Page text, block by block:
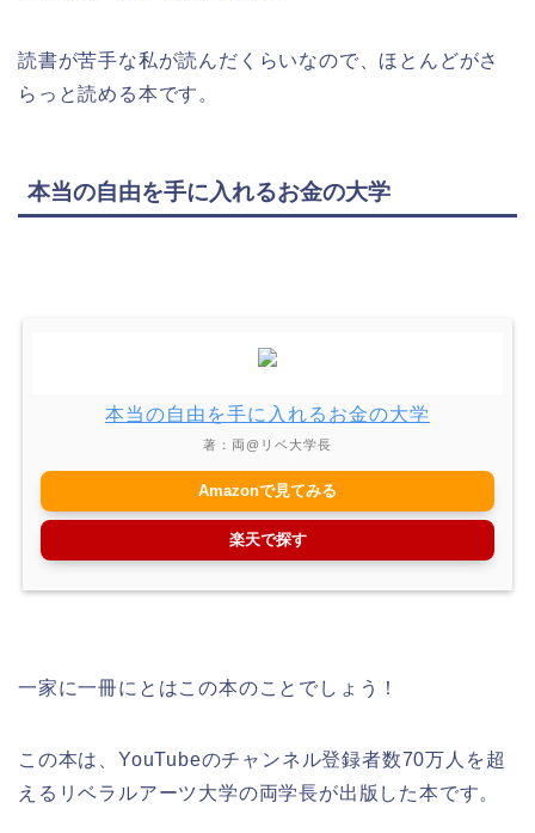
読書が苦手な私が読んだくらいなので、ほとんどがさ
らっと読める本です。
本当の自由を手に入れるお金の大学
本当の自由を手に入れるお金の大学
著：両@リベ大学長
Amazonで見てみる
楽天で探す
一家に一冊にとはこの本のことでしょう！
この本は、YouTubeのチャンネル登録者数70万人を超
えるリベラルアーツ大学の両学長が出版した本です。